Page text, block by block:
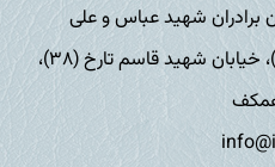
برادران شهید عباس و علی
فخارنیا(15متری دوم)، خیابان شهید قاسم تارخ (38)،